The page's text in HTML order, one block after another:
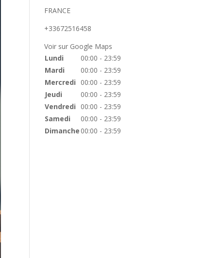
FRANCE
+33672516458
Voir sur Google Maps
Lundi
00:00 - 23:59
Mardi
00:00 - 23:59
Mercredi
00:00 - 23:59
Jeudi
00:00 - 23:59
Vendredi
00:00 - 23:59
Samedi
00:00 - 23:59
Dimanche 00:00 - 23:59